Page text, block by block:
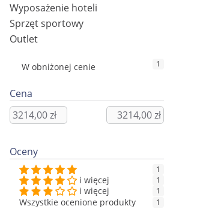
Wyposażenie hoteli
Sprzęt sportowy
Outlet
W obniżonej cenie 1
Cena
Oceny
1
i więcej 1
i więcej 1
Wszystkie ocenione produkty 1